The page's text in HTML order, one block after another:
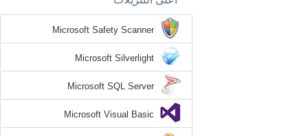
Microsoft Safety Scanner
Microsoft Silverlight
Microsoft SQL Server
Microsoft Visual Basic